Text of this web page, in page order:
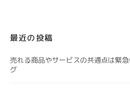
最近の投稿
売れる商品やサービスの共通点は緊
グ